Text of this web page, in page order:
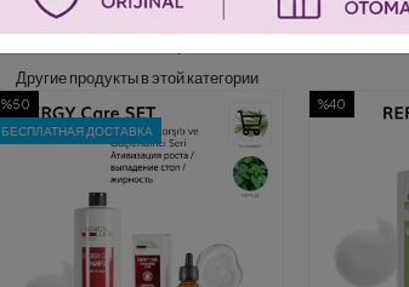
Другие продукты в этой категории
%40 %50